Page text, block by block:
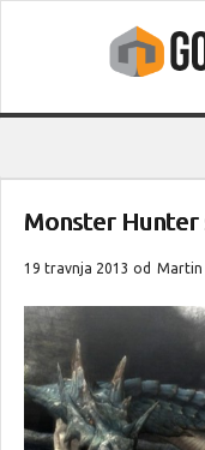
Monster Hunter
19 travnja 2013 od Martin